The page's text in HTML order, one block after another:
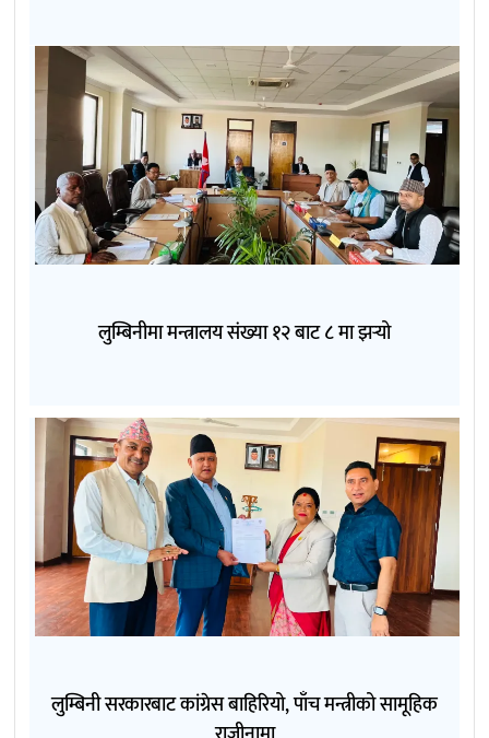
लुम्बिनीमा मन्त्रालय संख्या १२ बाट ८ मा झर्‍यो
लुम्बिनी सरकारबाट कांग्रेस बाहिरियो, पाँच मन्त्रीको सामूहिक